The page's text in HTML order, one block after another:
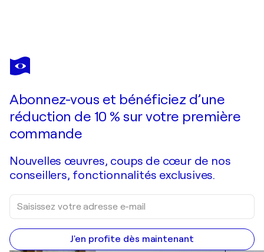
PABLO PICASSO
Abonnez-vous et bénéficiez d’une
réduction de 10 % sur votre première
commande
Nouvelles œuvres, coups de cœur de nos
conseillers, fonctionnalités exclusives.
J'en profite dès maintenant